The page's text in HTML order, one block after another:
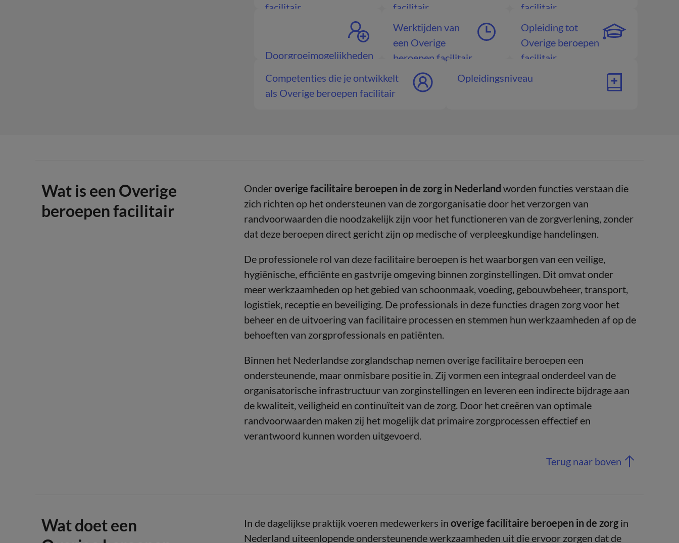
facilitair
facilitair
facilitair
Doorgroeimogelijkheden
facilitair
Werktijden van
een Overige
beroepen facilitair
Opleiding tot
Overige beroepen
facilitair
Competenties die je ontwikkelt
als Overige beroepen facilitair
Opleidingsniveau
Wat is een Overige
beroepen facilitair
Onderoverige facilitaire beroepen in de zorg in Nederland worden functies verstaan die
zich richten op het ondersteunen van de zorgorganisatie door het verzorgen van
randvoorwaarden die noodzakelijk zijn voor het functioneren van de zorgverlening, zonder
dat deze beroepen direct gericht zijn op medische of verpleegkundige handelingen.
De professionele rol van deze facilitaire beroepen is het waarborgen van een veilige,
hygiënische, efficiënte en gastvrije omgeving binnen zorginstellingen. Dit omvat onder
meer werkzaamheden op het gebied van schoonmaak, voeding, gebouwbeheer, transport,
logistiek, receptie en beveiliging. De professionals in deze functies dragen zorg voor het
beheer en de uitvoering van facilitaire processen en stemmen hun werkzaamheden af op de
behoeften van zorgprofessionals en patiënten.
Binnen het Nederlandse zorglandschap nemen overige facilitaire beroepen een
ondersteunende, maar onmisbare positie in. Zij vormen een integraal onderdeel van de
organisatorische infrastructuur van zorginstellingen en leveren een indirecte bijdrage aan
de kwaliteit, veiligheid en continuïteit van de zorg. Door het creëren van optimale
randvoorwaarden maken zij het mogelijk dat primaire zorgprocessen effectief en
verantwoord kunnen worden uitgevoerd.
Terug naar boven
Wat doet een
In de dagelijkse praktijk voeren medewerkers inoverige facilitaire beroepen in de zorg in
Nederland uiteenlopende ondersteunende werkzaamheden uit die ervoor zorgen dat de